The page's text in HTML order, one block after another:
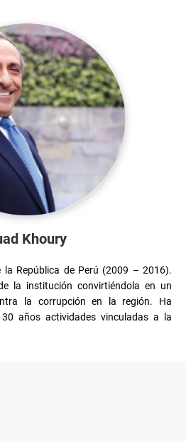
Khoury
la República de Perú (2009 – 2016).
la institución convirtiéndola en un
la corrupción en la región. Ha
años actividades vinculadas a la